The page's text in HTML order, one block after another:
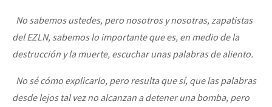
No sabemos ustedes, pero nosotros y nosotras, zapatistas
del EZLN, sabemos lo importante que es, en medio de la
destrucción y la muerte, escuchar unas palabras de aliento.
No sé cómo explicarlo, pero resulta que sí, que las palabras
desde lejos tal vez no alcanzan a detener una bomba, pero